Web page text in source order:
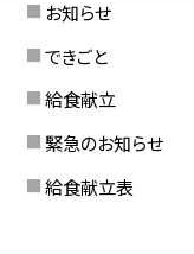
お知らせ
できごと
給食献立
緊急のお知らせ
給食献立表